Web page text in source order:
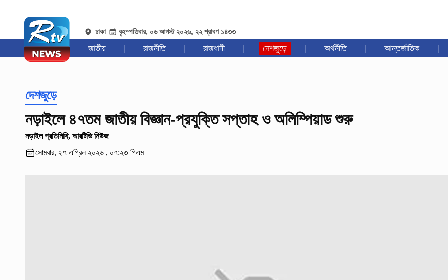
ঢাকা বৃহস্পতিবার, ০৬ আগস্ট ২০২৬, ২২ শ্রাবণ ১৪৩৩
জাতীয় | রাজনীতি | রাজধানী | দেশজুড়ে | অর্থনীতি | আন্তর্জাতিক |
দেশজুড়ে
নড়াইলে ৪৭তম জাতীয় বিজ্ঞান-প্রযুক্তি সপ্তাহ ও অলিম্পিয়াড শুরু
নড়াইল প্রতিনিধি, আরটিভি নিউজ
সোমবার, ২৭ এপ্রিল ২০২৬ , ০৭:২৩ পিএম